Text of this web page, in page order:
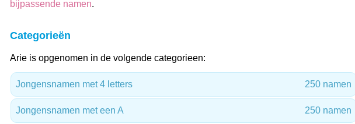
bijpassende namen.
Categorieën
Arie is opgenomen in de volgende categorieen:
Jongensnamen met 4 letters 250 namen
Jongensnamen met een A 250 namen